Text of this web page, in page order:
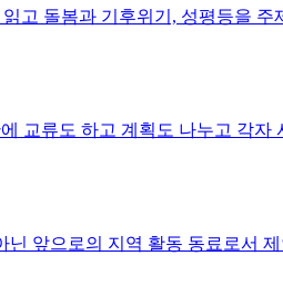
고 돌봄과 기후위기, 성평등을
교류도 하고 계획도 나누고 각
앞으로의 지역 활동 동료로서